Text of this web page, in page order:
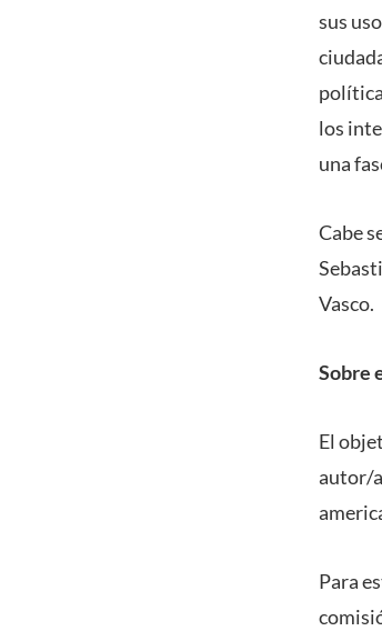
sus
los
una
Cabe
Vasco.
Sobre
El
autor/
Para